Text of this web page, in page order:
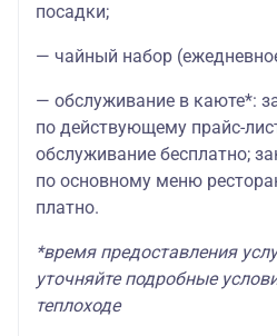
посадки;
— чайный набор
— обслуживание в каюте*:
по действующему прайс-
обслуживание бесплатно;
по основному меню
платно.
*время предоставления
уточняйте подробные
теплоходе